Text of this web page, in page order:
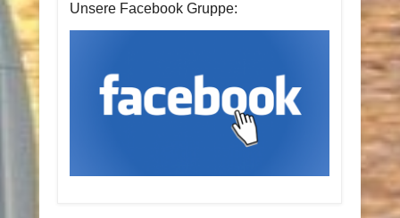
Unsere Facebook Gruppe: